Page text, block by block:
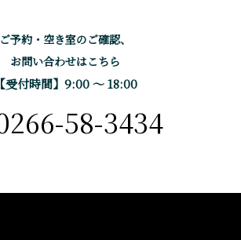
ご予約・空き室のご確認、
お問い合わせはこちら
【受付時間】9:00 〜 18:00
58-3434